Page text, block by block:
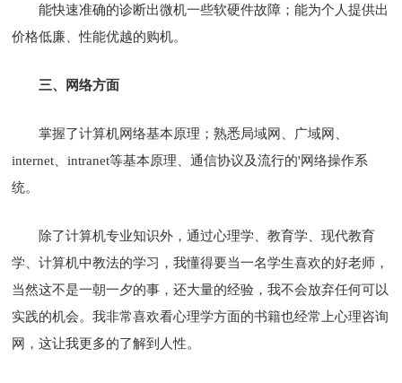
能快速准确的诊断出微机一些软硬件故障；能为个人提供出
价格低廉、性能优越的购机。
三、网络方面
掌握了计算机网络基本原理；熟悉局域网、广域网、
internet、intranet等基本原理、通信协议及流行的'网络操作系
统。
除了计算机专业知识外，通过心理学、教育学、现代教育
学、计算机中教法的学习，我懂得要当一名学生喜欢的好老师，
当然这不是一朝一夕的事，还大量的经验，我不会放弃任何可以
实践的机会。我非常喜欢看心理学方面的书籍也经常上心理咨询
网，这让我更多的了解到人性。